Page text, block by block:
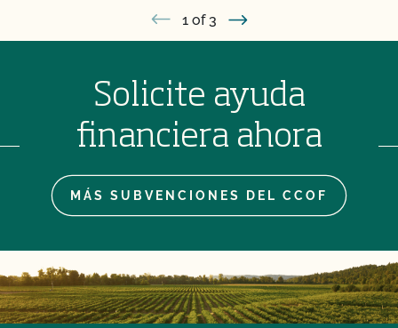
1of 3
Solicite ayuda
financiera ahora
MÁS SUBVENCIONES DEL CCOF